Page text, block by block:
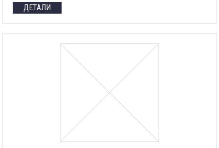
ДЕТАЛИ